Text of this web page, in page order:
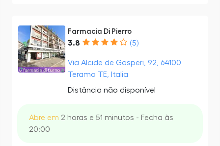
Farmacia Di Pierro
3.8 (5)
Via Alcide de Gasperi, 92, 64100
Teramo TE, Italia
Distância não disponível
Abre em 2 horas e 51 minutos - Fecha às
20:00